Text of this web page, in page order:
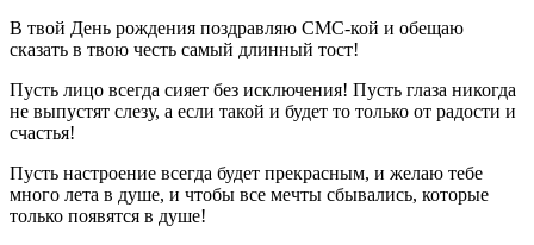
В твой День рождения поздравляю СМС-кой и обещаю
сказать в твою честь самый длинный тост!
Пусть лицо всегда сияет без исключения! Пусть глаза никогда
не выпустят слезу, а если такой и будет то только от радости и
счастья!
Пусть настроение всегда будет прекрасным, и желаю тебе
много лета в душе, и чтобы все мечты сбывались, которые
только появятся в душе!